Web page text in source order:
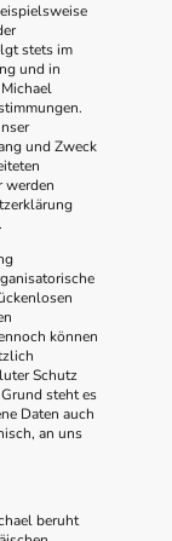
stets im
und in
und Zweck
werden
können
Schutz
steht es
Daten auch
an uns
beruht